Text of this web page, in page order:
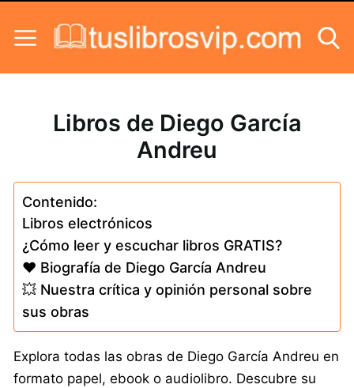
Libros de Diego García
Andreu
Contenido:
Libros electrónicos
¿Cómo leer y escuchar libros GRATIS?
❤️ Biografía de Diego García Andreu
💥 Nuestra crítica y opinión personal sobre
sus obras
Explora todas las obras de Diego García Andreu en
formato papel, ebook o audiolibro. Descubre su